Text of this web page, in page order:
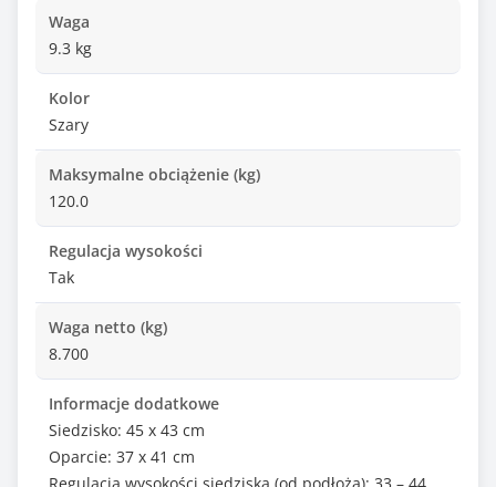
Waga
9.3 kg
Kolor
Szary
Maksymalne obciążenie (kg)
120.0
Regulacja wysokości
Tak
Waga netto (kg)
8.700
Informacje dodatkowe
Siedzisko: 45 x 43 cm
Oparcie: 37 x 41 cm